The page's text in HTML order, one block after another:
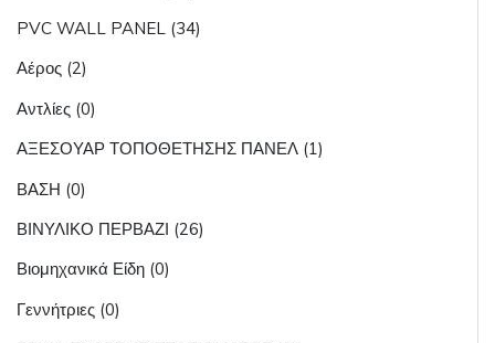
PVC WALL PANEL (34)
Αέρος (2)
Αντλίες (0)
ΑΞΕΣΟΥΑΡ ΤΟΠΟΘΕΤΗΣΗΣ ΠΑΝΕΛ (1)
ΒΑΣΗ (0)
ΒΙΝΥΛΙΚΟ ΠΕΡΒΑΖΙ (26)
Βιομηχανικά Είδη (0)
Γεννήτριες (0)